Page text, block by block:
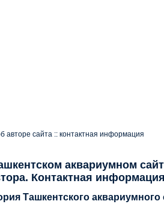
авторе сайта :: контактная информация
аквариумном
Контактная
Ташкентского аквариумного